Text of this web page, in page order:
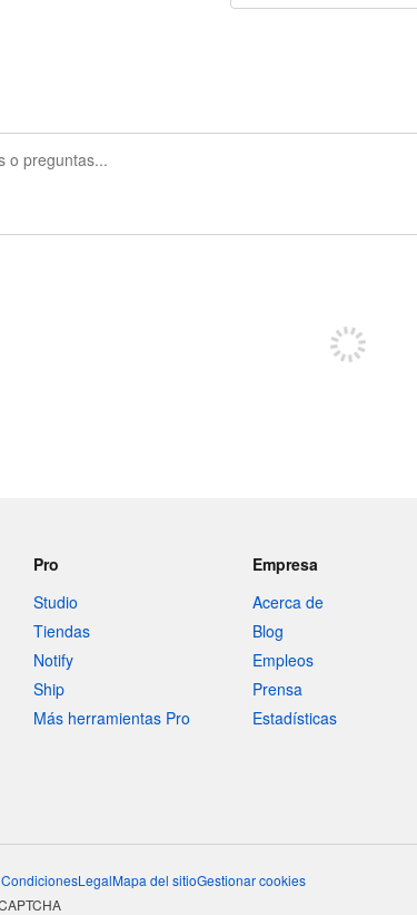
Pro
Studio
Tiendas
Notify
Ship
Más herramientas Pro
Empresa
Acerca de
Blog
Empleos
Prensa
Estadísticas
CondicionesLegalMapa del sitioGestionar cookies